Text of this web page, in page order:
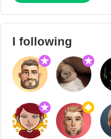
I following